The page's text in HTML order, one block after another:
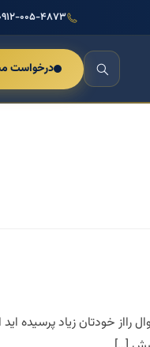
۰۹۱۲-۰۰۵-
درخواست
خودتان زیاد پرسیده اید